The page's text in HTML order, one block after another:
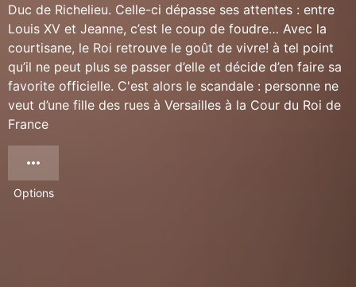
Duc de Richelieu. Celle-ci dépasse ses attentes : entre
Louis XV et Jeanne, c’est le coup de foudre… Avec la
courtisane, le Roi retrouve le goût de vivre! à tel point
qu’il ne peut plus se passer d’elle et décide d’en faire sa
favorite officielle. C'est alors le scandale : personne ne
veut d’une fille des rues à Versailles à la Cour du Roi de
France
Options